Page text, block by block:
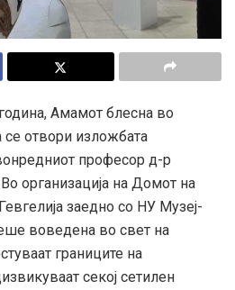
Амамот блесна во
се отвори изложбата
професор д-р
организација на Домот на
заедно со НУ Музеј-
воведена во свет на
границите на
секој сетилен